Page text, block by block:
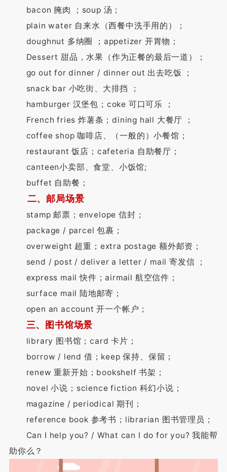
bacon 腌肉 ；soup 汤；
plain water 自来水（西餐中洗手用的）；
doughnut 多纳圈 ；appetizer 开胃物；
Dessert 甜品，水果（作为正餐的最后一道）；
go out for dinner / dinner out 出去吃饭 ；
snack bar 小吃街、大排挡 ；
hamburger 汉堡包；coke 可口可乐 ；
French fries 炸薯条；dining hall 大餐厅 ；
coffee shop 咖啡店、（一般的）小餐馆；
restaurant 饭店；cafeteria 自助餐厅；
canteen小卖部、食堂、小饭馆;
buffet 自助餐；
二、邮局场景
stamp 邮票；envelope 信封；
package / parcel 包裹；
overweight 超重；extra postage 额外邮资；
send / post / deliver a letter / mail 寄发信 ；
express mail 快件；airmail 航空信件；
surface mail 陆地邮寄；
open an account 开一个帐户；
三、图书馆场景
library 图书馆；card 卡片；
borrow / lend 借；keep 保持、保留；
renew 重新开始；bookshelf 书架；
novel 小说；science fiction 科幻小说；
magazine / periodical 期刊；
reference book 参考书；librarian 图书管理员；
Can I help you? / What can I do for you? 我能帮
助你么？